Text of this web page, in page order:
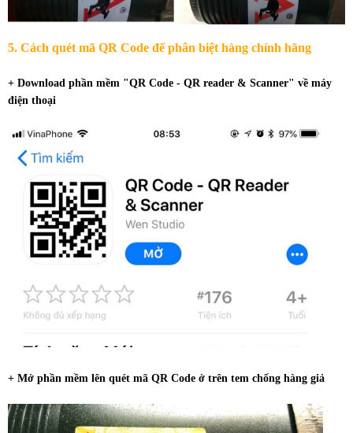
5. Cách quét mã QR Code để phân biệt hàng chính hãng
+ Download phần mềm "QR Code - QR reader & Scanner" về máy
điện thoại
+ Mở phần mềm lên quét mã QR Code ở trên tem chống hàng giả